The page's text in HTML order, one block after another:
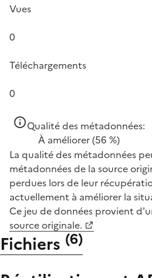
Vues
0
Téléchargements
0
Qualité des métadonnées:
À améliorer(56 %)
La qualité des métadonnées
métadonnées de la source
perdues lors de leur
actuellement à améliorer la
Ce jeu de données provient
source originale.
Fichiers (6)